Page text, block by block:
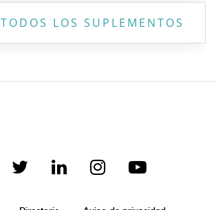
TODOS LOS SUPLEMENTOS